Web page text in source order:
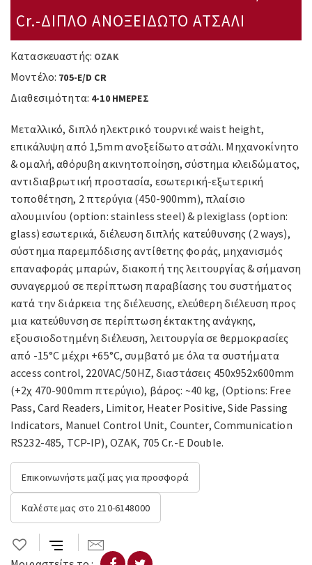
Cr.-ΔΙΠΛΟ ΑΝΟΞΕΙΔΩΤΟ ΑΤΣΑΛΙ
Κατασκευαστής: OZAK
Μοντέλο: 705-E/D CR
Διαθεσιμότητα: 4-10 ΗΜΕΡΕΣ
Μεταλλικό, διπλό ηλεκτρικό τουρνικέ waist height,
επικάλυψη από 1,5mm ανοξείδωτο ατσάλι. Mηχανοκίνητο
& ομαλή, αθόρυβη ακινητοποίηση, σύστημα κλειδώματος,
αντιδιαβρωτική προστασία, εσωτερική-εξωτερική
τοποθέτηση, 2 πτερύγια (450-900mm), πλαίσιο
αλουμινίου (option: stainless steel) & plexiglass (option:
glass) εσωτερικά, διέλευση διπλής κατεύθυνσης (2 ways),
σύστημα παρεμπόδισης αντίθετης φοράς, μηχανισμός
επαναφοράς μπαρών, διακοπή της λειτουργίας & σήμανση
συναγερμού σε περίπτωση παραβίασης του συστήματος
κατά την διάρκεια της διέλευσης, ελεύθερη διέλευση προς
μια κατεύθυνση σε περίπτωση έκτακτης ανάγκης,
εξουσιοδοτημένη διέλευση, λειτουργία σε θερμοκρασίες
από -15°C μέχρι +65°C, συμβατό με όλα τα συστήματα
access control, 220VAC/50HZ, διαστάσεις 450x952x600mm
(+2χ 470-900mm πτερύγιο), βάρος: ~40 kg, (Options: Free
Pass, Card Readers, Limitor, Heater Positive, Side Passing
Indicators, Manuel Control Unit, Counter, Communication
RS232-485, TCP-IP), OZAK, 705 Cr.-E Double.
Επικοινωνήστε μαζί μας για προσφορά
Καλέστε μας στο 210-6148000